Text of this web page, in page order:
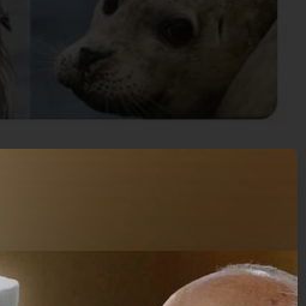
funny gracioso